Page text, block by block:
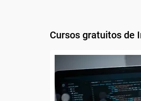
Cursos gratuitos de